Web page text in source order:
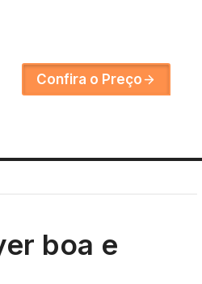
Confira o Preço
boa e